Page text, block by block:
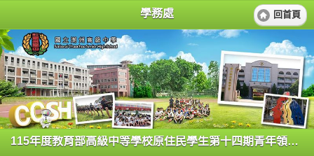
學務處 回首頁
115年度教育部高級中等學校原住民學生第十四期青年領袖初階研習營